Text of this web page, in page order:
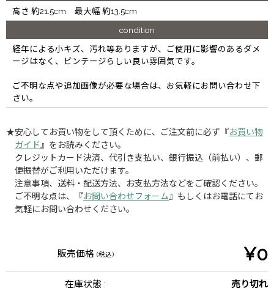
高さ 約21.5cm 最大幅 約13.5cm
condition
経年による小キズ、汚れ等ありますが、ご使用に影響のあるダメ
ージはなく、ビンテージらしい良い雰囲気です。
ご不明な点や追加画像が必要な場合は、お気軽にお問い合わせ下
さい。
★安心してお買い物をして頂くために、ご注文前に必ず『お買い物
ガイド 』をお読みください。
クレジットカード決済、代引き支払い、銀行振込（前払い）、郵
便振替がご利用いただけます。
注意事項、送料・配送方法、お支払方法などをご確認ください。
ご不明な点は、『お問い合わせフォーム 』もしくはお電話にてお
気軽にお問い合わせください。
販売価格 (税込) ¥0
在庫状態 : 売り切れ